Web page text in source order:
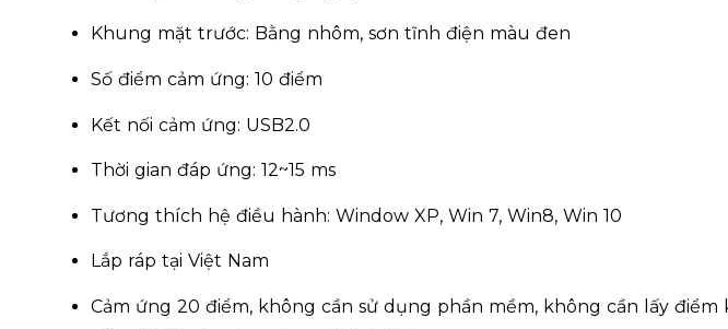
Khung mặt trước: Bằng nhôm, sơn tĩnh điện màu đen
Số điểm cảm ứng: 10 điểm
Kết nối cảm ứng: USB2.0
Thời gian đáp ứng: 12~15 ms
Tương thích hệ điều hành: Window XP, Win 7, Win8, Win 10
Lắp ráp tại Việt Nam
Cảm ứng 20 điểm, không cần sử dụng phần mềm, không cần lấy